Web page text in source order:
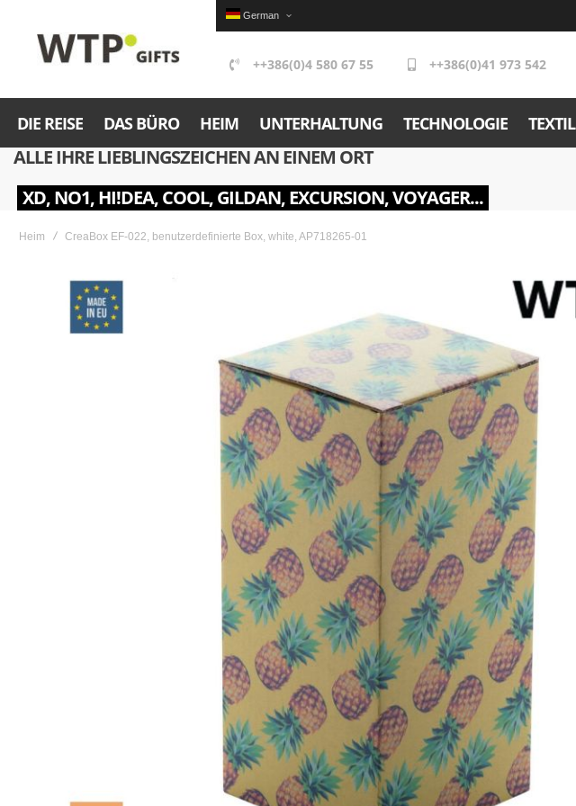
German
++386(0)4 580 67 55 ++386(0)41 973 542
DIE REISE DAS BÜRO HEIM UNTERHALTUNG TECHNOLOGIE TEXTIL
ALLE IHRE LIEBLINGSZEICHEN AN EINEM ORT
XD, NO1, HI!DEA, COOL, GILDAN, EXCURSION, VOYAGER...
Heim CreaBox EF-022, benutzerdefinierte Box, white, AP718265-01
the